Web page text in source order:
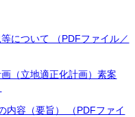
について （PDFファイル／
（立地適正化計画）素案
内容（要旨） （PDFファイ